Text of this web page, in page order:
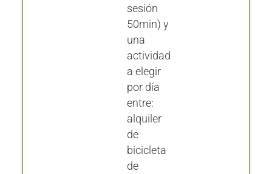
sesión
50min) y
una
actividad
a elegir
por día
entre:
alquiler
de
bicicleta
de